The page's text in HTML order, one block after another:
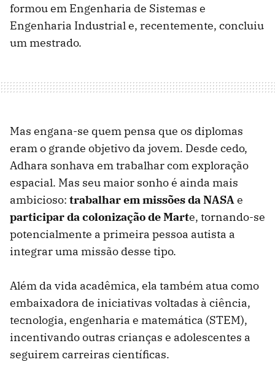
formou em Engenharia de Sistemas e
Engenharia Industrial e, recentemente, concluiu
um mestrado.
Mas engana-se quem pensa que os diplomas
eram o grande objetivo da jovem. Desde cedo,
Adhara sonhava em trabalhar com exploração
espacial. Mas seu maior sonho é ainda mais
ambicioso: trabalhar em missões da NASAe
participar da colonização de Marte, tornando-se
potencialmente a primeira pessoa autista a
integrar uma missão desse tipo.
Além da vida acadêmica, ela também atua como
embaixadora de iniciativas voltadas à ciência,
tecnologia, engenharia e matemática (STEM),
incentivando outras crianças e adolescentes a
seguirem carreiras científicas.